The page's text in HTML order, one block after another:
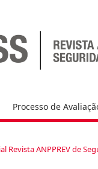
Processo de
Revista ANPPREV de